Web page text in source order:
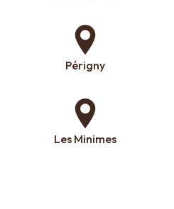
Périgny
Les Minimes